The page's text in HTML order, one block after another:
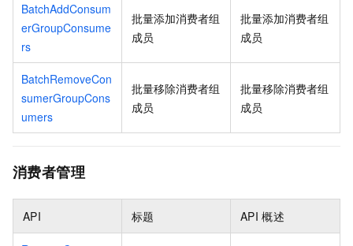
BatchAddConsum
erGroupConsume
rs
批量添加消费者组
成员
批量添加消费者组
成员
BatchRemoveCon
sumerGroupCons
umers
批量移除消费者组
成员
批量移除消费者组
成员
消费者管理
API 标题 API 概述